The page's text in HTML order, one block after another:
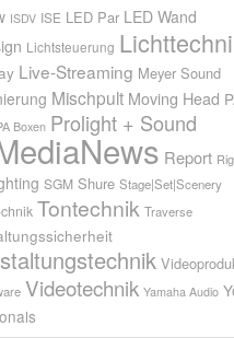
ISDV ISE LED Par LED Wand
Lichtsteuerung
Live-Streaming Meyer Sound
Mischpult Moving Head
Boxen Prolight + Sound
Report
SGM Shure Stage|Set|Scenery
Tontechnik Traverse
Videotechnik Yamaha Audio